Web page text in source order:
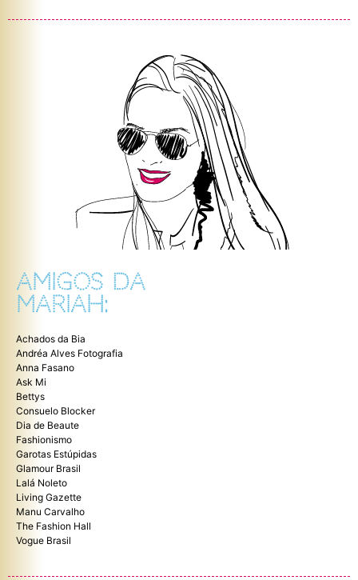
AMIGOS DA
MARIAH:
Achados da Bia
Andréa Alves Fotografia
Anna Fasano
Ask Mi
Bettys
Consuelo Blocker
Dia de Beaute
Fashionismo
Garotas Estúpidas
Glamour Brasil
Lalá Noleto
Living Gazette
Manu Carvalho
The Fashion Hall
Vogue Brasil